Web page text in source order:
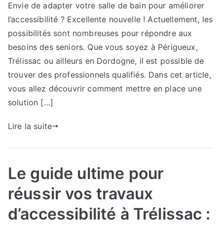
recommandations
pour
optimiser
votre
bain
accessible
méthodes
efficaces
Envie de adapter votre salle de bain pour améliorer
l’accessibilité ? Excellente nouvelle ! Actuellement, les
possibilités sont nombreuses pour répondre aux
besoins des seniors. Que vous soyez à Périgueux,
Trélissac ou ailleurs en Dordogne, il est possible de
trouver des professionnels qualifiés. Dans cet article,
vous allez découvrir comment mettre en place une
solution […]
Lire la suite
Le guide ultime pour
réussir vos travaux
d’accessibilité à Trélissac :